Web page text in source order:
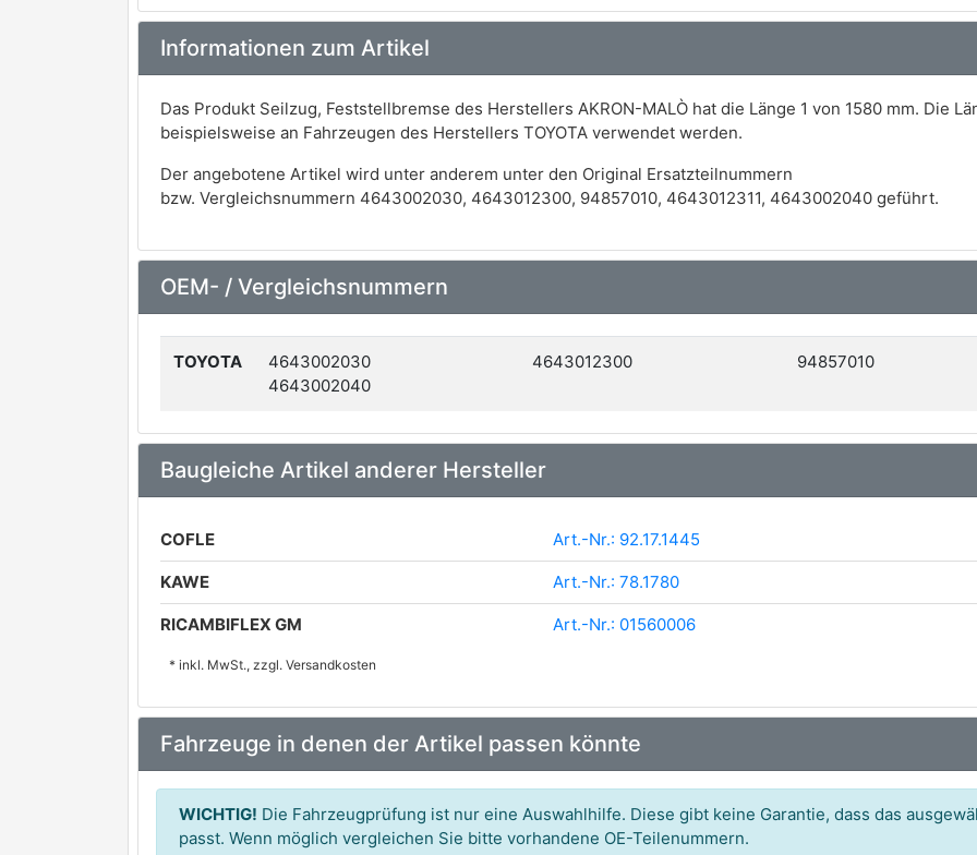
Informationen zum Artikel
Das Produkt Seilzug, Feststellbremse des Herstellers AKRON-MALÒ hat die Länge 1 von 1580 mm. Die
beispielsweise an Fahrzeugen des Herstellers TOYOTA verwendet werden.
Der angebotene Artikel wird unter anderem unter den Original Ersatzteilnummern
bzw. Vergleichsnummern 4643002030, 4643012300, 94857010, 4643012311, 4643002040 geführt.
OEM- / Vergleichsnummern
TOYOTA 4643002030 4643012300 94857010
4643002040
Baugleiche Artikel anderer Hersteller
COFLE Art.-Nr.: 92.17.1445
KAWE Art.-Nr.: 78.1780
RICAMBIFLEX GM Art.-Nr.: 01560006
* inkl. MwSt., zzgl. Versandkosten
Fahrzeuge in denen der Artikel passen könnte
WICHTIG! Die Fahrzeugprüfung ist nur eine Auswahlhilfe. Diese gibt keine Garantie, dass das
passt. Wenn möglich vergleichen Sie bitte vorhandene OE-Teilenummern.